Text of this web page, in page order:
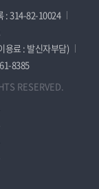
: 314-82-10024
용료 : 발신자부담)
8385
RESERVED.